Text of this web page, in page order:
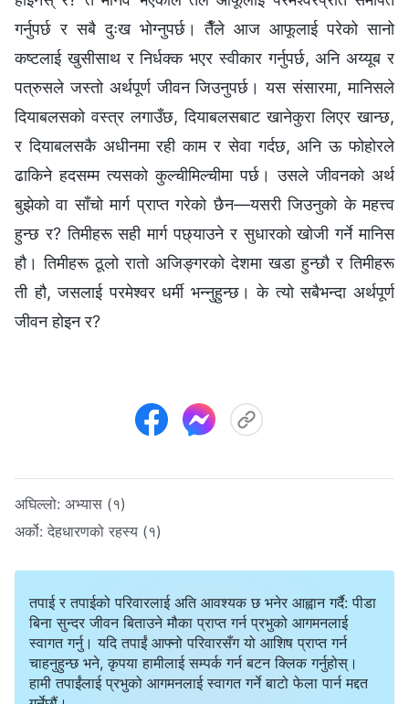
गर्नुपर्छ र सबै दुःख भोग्नुपर्छ। तैँले आज आफूलाई परेको सानो
कष्टलाई खुसीसाथ र निर्धक्क भएर स्वीकार गर्नुपर्छ, अनि अय्यूब र
पत्रुसले जस्तो अर्थपूर्ण जीवन जिउनुपर्छ। यस संसारमा, मानिसले
दियाबलसको वस्त्र लगाउँछ, दियाबलसबाट खानेकुरा लिएर खान्छ,
र दियाबलसकै अधीनमा रही काम र सेवा गर्दछ, अनि ऊ फोहोरले
ढाकिने हदसम्म त्यसको कुल्चीमिल्चीमा पर्छ। उसले जीवनको अर्थ
बुझेको वा साँचो मार्ग प्राप्त गरेको छैन—यसरी जिउनुको के महत्त्व
हुन्छ र? तिमीहरू सही मार्ग पछ्याउने र सुधारको खोजी गर्ने मानिस
हौ। तिमीहरू ठूलो रातो अजिङ्गरको देशमा खडा हुन्छौ र तिमीहरू
ती हौ, जसलाई परमेश्‍वर धर्मी भन्नुहुन्छ। के त्यो सबैभन्दा अर्थपूर्ण
जीवन होइन र?
अघिल्लो: अभ्यास (१)
अर्को: देहधारणको रहस्य (१)
तपाई र तपाईको परिवारलाई अति आवश्यक छ भनेर आह्वान गर्दै: पीडा
बिना सुन्दर जीवन बिताउने मौका प्राप्त गर्न प्रभुको आगमनलाई
स्वागत गर्नु। यदि तपाईं आफ्नो परिवारसँग यो आशिष प्राप्त गर्न
चाहनुहुन्छ भने, कृपया हामीलाई सम्पर्क गर्न बटन क्लिक गर्नुहोस्।
हामी तपाईंलाई प्रभुको आगमनलाई स्वागत गर्ने बाटो फेला पार्न मद्दत